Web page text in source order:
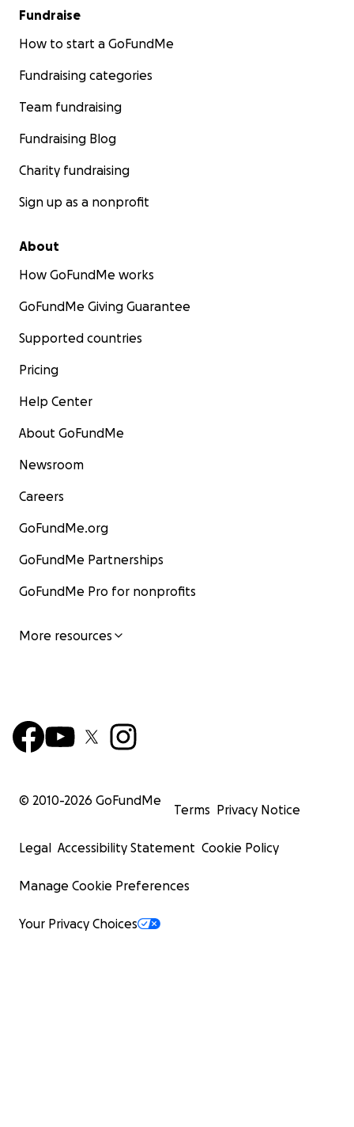
Fundraise
How to start a GoFundMe
Fundraising categories
Team fundraising
Fundraising Blog
Charity fundraising
Sign up as a nonprofit
About
How GoFundMe works
GoFundMe Giving Guarantee
Supported countries
Pricing
Help Center
About GoFundMe
Newsroom
Careers
GoFundMe.org
GoFundMe Partnerships
GoFundMe Pro for nonprofits
More resources
© 2010-2026 GoFundMe
Terms Privacy Notice
Legal Accessibility Statement Cookie Policy
Manage Cookie Preferences
Your Privacy Choices